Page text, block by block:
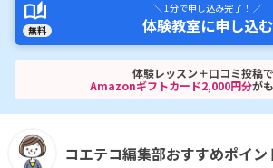
無料
＼ 1分で申し込み完了！ ／
体験教室に申し込む
体験レッスン＋口コミ投稿で
Amazonギフトカード2,000円分が
コエテコ編集部おすすめポイン